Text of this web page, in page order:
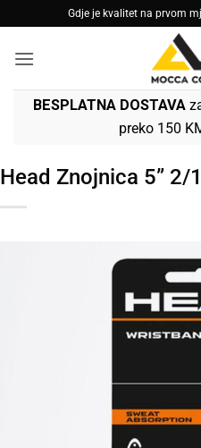
to
content
Gdje je kvalitet na prvom
BESPLATNA DOSTAVA
preko 150
Head Znojnica 5” 2/